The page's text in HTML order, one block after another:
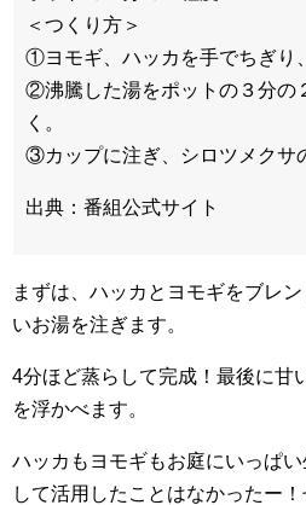
＜つくり方＞
①ヨモギ、ハッカを手でちぎり
②沸騰した湯をポットの３分の
く。
③カップに注ぎ、シロツメクサ
出典：番組公式サイト
まずは、ハッカとヨモギをブレ
いお湯を注ぎます。
4分ほど蒸らして完成！最後に甘
を浮かべます。
ハッカもヨモギもお庭にいっぱ
して活用したことはなかったー